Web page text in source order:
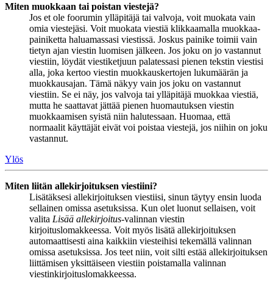
Miten muokkaan tai poistan viestejä?
Jos et ole foorumin ylläpitäjä tai valvoja, voit muokata vain
omia viestejäsi. Voit muokata viestiä klikkaamalla muokkaa-
painiketta haluamassasi viestissä. Joskus painike toimii vain
tietyn ajan viestin luomisen jälkeen. Jos joku on jo vastannut
viestiin, löydät viestiketjuun palatessasi pienen tekstin viestisi
alla, joka kertoo viestin muokkauskertojen lukumäärän ja
muokkausajan. Tämä näkyy vain jos joku on vastannut
viestiin. Se ei näy, jos valvoja tai ylläpitäjä muokkaa viestiä,
mutta he saattavat jättää pienen huomautuksen viestin
muokkaamisen syistä niin halutessaan. Huomaa, että
normaalit käyttäjät eivät voi poistaa viestejä, jos niihin on joku
vastannut.
Ylös
Miten liitän allekirjoituksen viestiini?
Lisätäksesi allekirjoituksen viestiisi, sinun täytyy ensin luoda
sellainen omissa asetuksissa. Kun olet luonut sellaisen, voit
valita Lisää allekirjoitus-valinnan viestin
kirjoituslomakkeessa. Voit myös lisätä allekirjoituksen
automaattisesti aina kaikkiin viesteihisi tekemällä valinnan
omissa asetuksissa. Jos teet niin, voit silti estää allekirjoituksen
liittämisen yksittäiseen viestiin poistamalla valinnan
viestinkirjoituslomakkeessa.